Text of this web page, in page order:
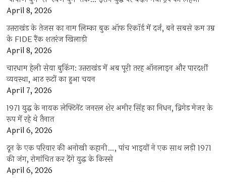
April 8, 2026
उत्तराखंड के तेजस का नाम लिम्का बुक ऑफ रिकॉर्ड में दर्ज, बने सबसे कम उम्र
के FIDE रैंक शतरंज खिलाड़ी
April 8, 2026
चारधाम हेली सेवा बुकिंग: उत्तराखंड में अब पूरी तरह ऑनलाइन और पारदर्शी
व्यवस्था, आठ रूटों का हुआ चयन
April 7, 2026
1971 युद्ध के नायक लेफ्टिनेंट जनरल शेर अमीर सिंह का निधन, ब्रिगेड मेजर के
रूप में रहे थे तैनात
April 6, 2026
दून के एक परिवार की अनोखी कहानी…, पांच भाइयों ने एक साथ लड़ी 1971
की जंग, रोमांचित कर देंगे युद्ध के किस्से
April 6, 2026